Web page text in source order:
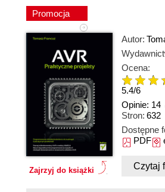
Promocja
Zajrzyj do książki
Autor:
Ocena:
5.4/6
Opinie: 14
Stron: 632
Dostępne
PDF
Czytaj